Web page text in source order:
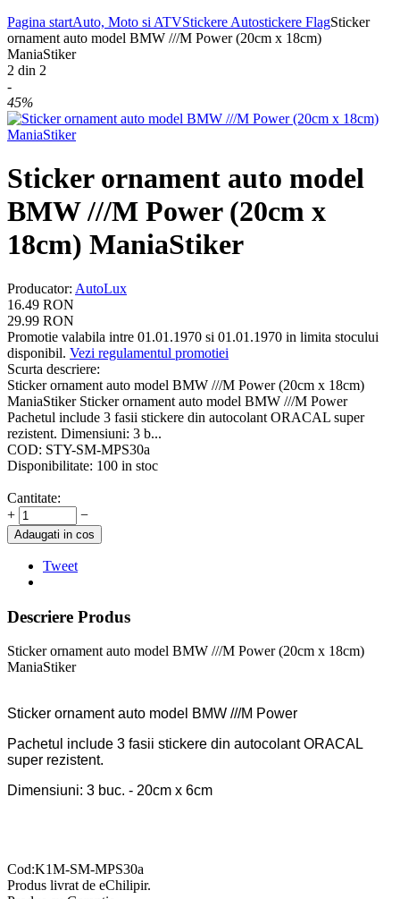
Pagina startAuto, Moto si ATVStickere Autostickere FlagSticker
ornament auto model BMW ///M Power (20cm x 18cm)
ManiaStiker
2 din 2
-
45%
Sticker ornament auto model
BMW ///M Power (20cm x
18cm) ManiaStiker
Producator: AutoLux
16.49 RON
29.99 RON
Promotie valabila intre 01.01.1970 si 01.01.1970 in limita stocului
disponibil. Vezi regulamentul promotiei
Scurta descriere:
Sticker ornament auto model BMW ///M Power (20cm x 18cm)
ManiaStiker Sticker ornament auto model BMW ///M Power
Pachetul include 3 fasii stickere din autocolant ORACAL super
rezistent. Dimensiuni: 3 b...
COD: STY-SM-MPS30a
Disponibilitate: 100 in stoc
Cantitate:
+
−
Adaugati in cos
Tweet
Descriere Produs
Sticker ornament auto model BMW ///M Power (20cm x 18cm)
ManiaStiker
Sticker ornament auto model BMW ///M Power
Pachetul include 3 fasii stickere din autocolant ORACAL
super rezistent.
Dimensiuni: 3 buc. - 20cm x 6cm
Cod:K1M-SM-MPS30a
Produs livrat de eChilipir.